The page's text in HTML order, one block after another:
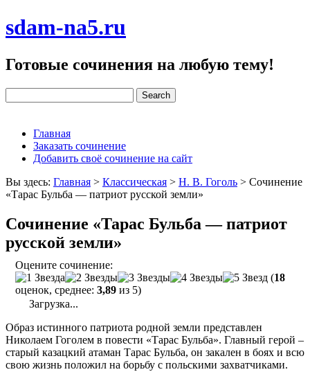
sdam-na5.ru
Готовые сочинения на любую тему!
Главная
Заказать сочинение
Добавить своё сочинение на сайт
Вы здесь: Главная > Классическая > Н. В. Гоголь > Сочинение
«Тарас Бульба — патриот русской земли»
Сочинение «Тарас Бульба — патриот
русской земли»
Оцените сочинение:
(18
оценок, среднее: 3,89 из 5)
Загрузка...
Образ истинного патриота родной земли представлен
Николаем Гоголем в повести «Тарас Бульба». Главный герой –
старый казацкий атаман Тарас Бульба, он закален в боях и всю
свою жизнь положил на борьбу с польскими захватчиками.